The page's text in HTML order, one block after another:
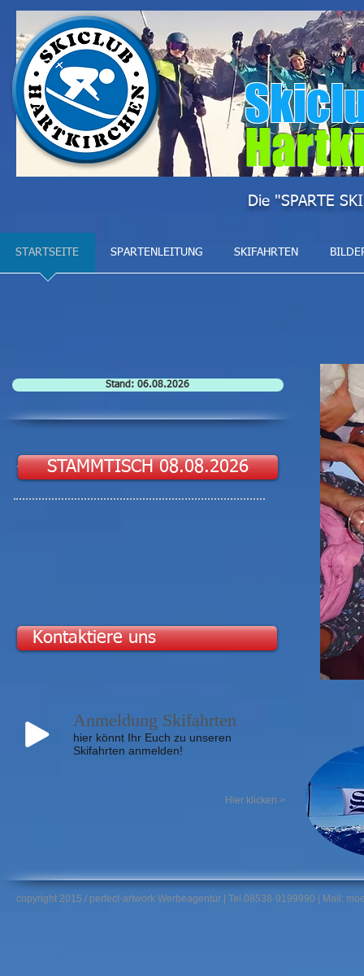
Die "SPARTE
STARTSEITE SPARTENLEITUNG SKIFAHRTEN
Stand: 06.08.2026
STAMMTISCH 08.08.2026
Kontaktiere uns
Anmeldung Skifahrten
hier könnt Ihr Euch zu unseren
Skifahrten anmelden!
Hier klicken >
copyright 2015 / perfect-artwork Werbeagentur | Tel.08538-9199990 | Mail: